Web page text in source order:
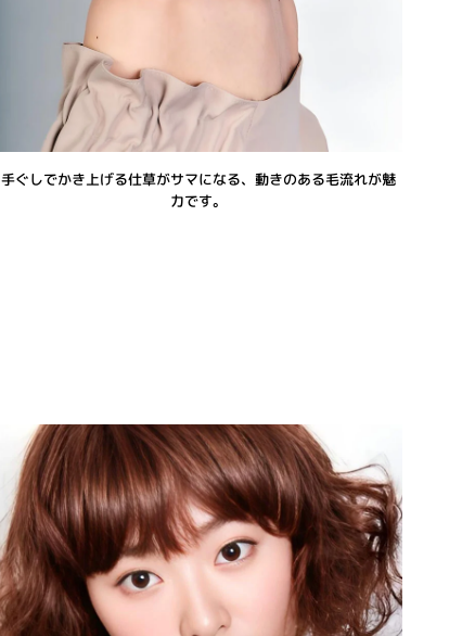
手ぐしでかき上げる仕草がサマになる、動きのある毛流れが魅
力です。